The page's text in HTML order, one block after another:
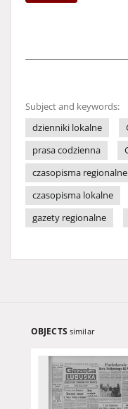
Subject and keywords:
dzienniki lokalne
prasa codzienna
czasopisma regionalne
czasopisma lokalne
gazety regionalne
OBJECTS similar